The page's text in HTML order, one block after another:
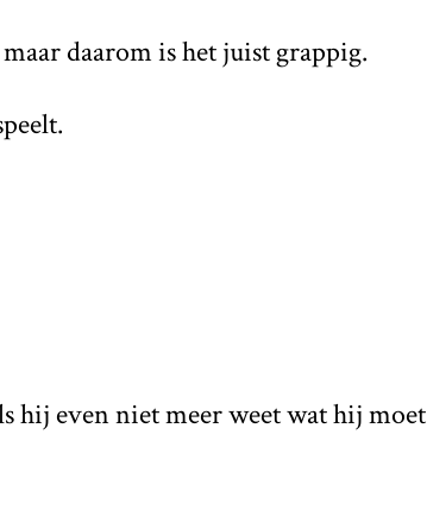
daarom is het juist grappig.
hij even niet meer weet wat hij moet